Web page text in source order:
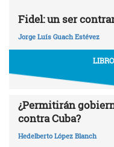
Fidel: un ser
Jorge Luís Guach Estévez
¿Permitirán
contra Cuba?
Hedelberto López Blanch